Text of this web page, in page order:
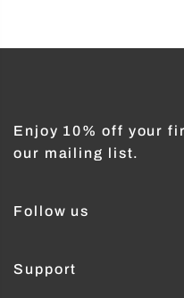
Enjoy 10% off your
our mailing list.
Follow us
Support